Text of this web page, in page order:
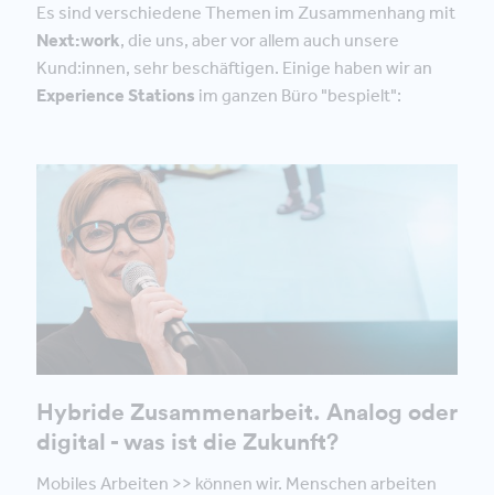
Es sind verschiedene Themen im Zusammenhang mit
Next:work, die uns, aber vor allem auch unsere
Kund:innen, sehr beschäftigen. Einige haben wir an
Experience Stations im ganzen Büro "bespielt":
Hybride Zusammenarbeit. Analog oder
digital - was ist die Zukunft?
Mobiles Arbeiten >> können wir. Menschen arbeiten